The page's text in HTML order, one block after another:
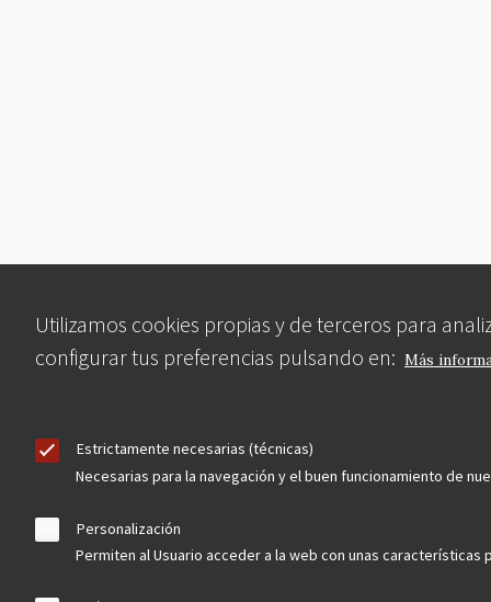
Utilizamos cookies propias y de terceros para
configurar tus preferencias pulsando en: Más
Estrictamente necesarias (técnicas)
Necesarias para la navegación y el buen funcionamiento de
Personalización
Permiten al Usuario acceder a la web con unas